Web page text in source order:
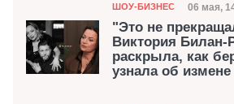
Категория
ШОУ-БИЗНЕС Дата
06 мая,
"Это не
Виктория Билан-
раскрыла, как
узнала об